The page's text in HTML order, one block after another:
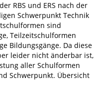
RBS und ERS nach der
Schwerpunkt Technik
sind
Teilzeitschulformen
Bildungsgänge. Da diese
leider nicht änderbar ist,
aller Schulformen
Schwerpunkt. Übersicht